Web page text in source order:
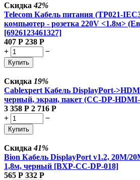
Скидка42%
Telecom Кабель питания (TP021-
компьютер - розетка 220V <1.8м>
[6926123461327]
407 Р 238 Р
+
−
Купить
Скидка 19%
Cablexpert Кабель DisplayPort-
черный, экран, пакет (CC-DP-
3 358 Р 2 716 Р
+
−
Купить
Скидка41%
Bion Кабель DisplayPort v1.2, 20M/
1,8м, черный [BXP-CC-DP-018]
565 Р 332 Р